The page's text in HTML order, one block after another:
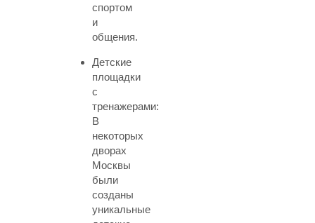
спортом
и
общения.
Детские
площадки
с
тренажерами:
В
некоторых
дворах
Москвы
были
созданы
уникальные